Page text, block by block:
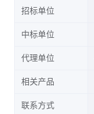
招标单位
中标单位
代理单位
相关产品
联系方式